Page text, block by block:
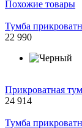
Похожие товары
Тумба
22 990
Прикроватная
24 914
Тумба